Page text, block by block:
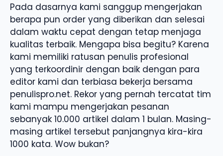
Pada dasarnya kami sanggup mengerjakan
berapa pun order yang diberikan dan selesai
dalam waktu cepat dengan tetap menjaga
kualitas terbaik. Mengapa bisa begitu? Karena
kami memiliki ratusan penulis profesional
yang terkoordinir dengan baik dengan para
editor kami dan terbiasa bekerja bersama
penulispro.net. Rekor yang pernah tercatat tim
kami mampu mengerjakan pesanan
sebanyak 10.000 artikel dalam 1 bulan. Masing-
masing artikel tersebut panjangnya kira-kira
1000 kata. Wow bukan?